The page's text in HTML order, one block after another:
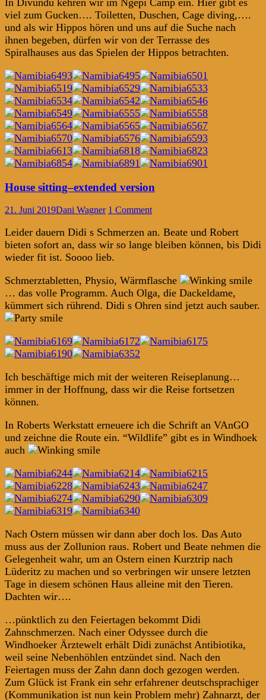
viel zum Gucken…. Toiletten, Duschen, Cage diving,….
und als wir Hippos hören und uns auf die Suche nach
ihnen begeben, dürfen wir von der Terrasse des
Spiralhauses aus das Spielen der Hippos betrachten.
House sitting–extended version
21. Juni 2019Dani Wagner 1 Comment
Leider dauern Didi s Schmerzen an. Beate und Robert
bieten sofort an, dass wir so lange bleiben können, bis Didi
wieder fit ist. Soooo lieb.
Schmerztabletten, Physio, Wärmflasche
… das volle Programm. Auch Olga, die Dackeldame,
kümmert sich rührend. Didi s Ohren sind jetzt auch sauber.
Ich beschäftige mich mit der weiteren Reiseplanung…
immer in der Hoffnung, dass wir die Reise fortsetzen
können.
In Roberts Werkstatt erneuere ich die Schrift an VAnGO
und zeichne die Route ein. “Wildlife” gibt es in Windhoek
auch
Nach Ostern müssen wir dann aber doch los. Das Auto
muss aus der Zollunion raus. Robert und Beate nehmen die
Gelegenheit wahr, um an Ostern einen Kurztrip nach
Lüderitz zu machen und so verbringen wir unsere letzten
Tage in diesem schönen Haus alleine mit den Tieren.
Dachten wir….
…pünktlich zu den Feiertagen bekommt Didi
Zahnschmerzen. Nach einer Odyssee durch die
Windhoeker Ärztewelt erhält Didi zunächst Antibiotika,
weil seine Nebenhöhlen entzündet sind. Nach den
Feiertagen muss der Zahn dann doch gezogen werden.
Zum Glück ist Frank ein sehr erfahrener deutschsprachiger
(Kommunikation ist nun kein Problem mehr) Zahnarzt, der